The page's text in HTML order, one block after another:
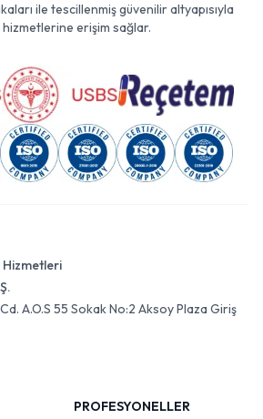
ile tescillenmiş güvenilir altyapısıyla
hizmetlerine erişim sağlar.
A.O.S 55 Sokak No:2 Aksoy Plaza Giriş
PROFESYONELLER